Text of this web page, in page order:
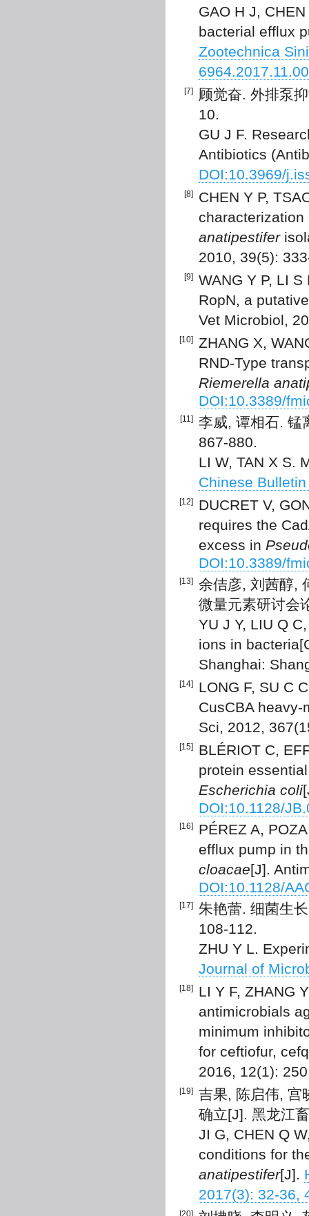
GAO H J,
bacterial efflux
Zootechnica
[7]
顾觉奋. 外排泵
10.
GU J F.
Antibiotics
DOI:10.3969/
[8]
CHEN Y P,
anatipestifer
2010, 39(5):
[9]
WANG Y P, LI
RopN, a
Vet Microbiol,
[10]
ZHANG X,
RND-Type
Riemerella
DOI:10.3389/
[11]
李威, 谭相石. 锰
867-880.
LI W, TAN X S.
Chinese
[12]
DUCRET V,
requires the
excess in
DOI:10.3389/
[13]
余佶彦, 刘茜醇,
微量元素研讨会
YU J Y, LIU Q
ions in
Shanghai:
[14]
LONG F, SU C
CusCBA
Sci, 2012,
[15]
BLÉRIOT C,
protein
Escherichia coli
DOI:10.1128/
[16]
PÉREZ A,
efflux pump in
cloacae[J].
DOI:10.1128/
[17]
朱艳蕾. 细菌生
108-112.
ZHU Y L.
Journal of
[18]
LI Y F, ZHANG
antimicrobials
minimum
for ceftiofur,
2016, 12(1):
[19]
吉果, 陈启伟, 宫
确立[J]. 黑龙江
JI G, CHEN Q
conditions for
anatipestifer[J].
2017(3): 32-36,
[20]